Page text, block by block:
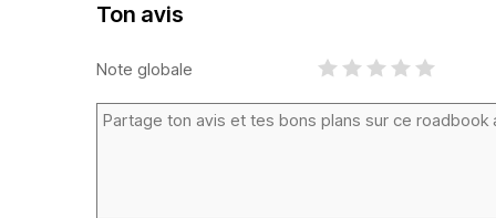
Ton avis
Note globale